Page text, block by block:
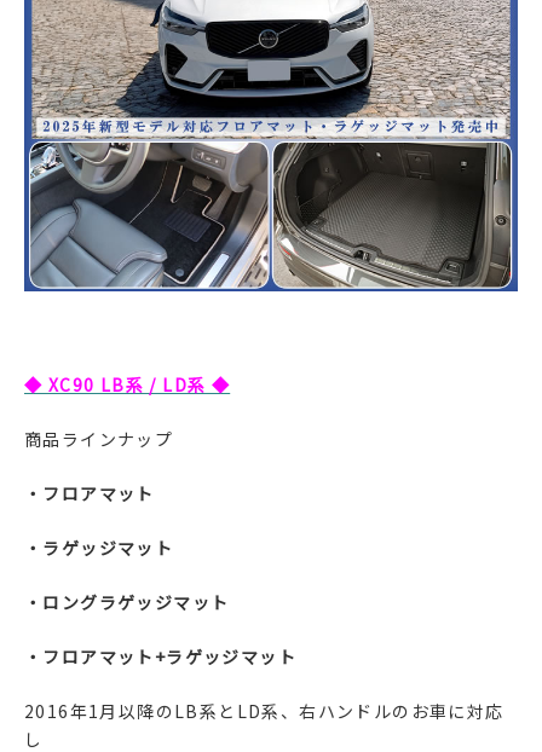
◆ XC90 LB系 / LD系 ◆
商品ラインナップ
・フロアマット
・ラゲッジマット
・ロングラゲッジマット
・フロアマット+ラゲッジマット
2016年1月以降のLB系とLD系、右ハンドルのお車に対応
し